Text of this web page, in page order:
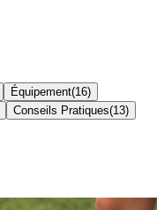
Équipement(16)
Conseils Pratiques(13)